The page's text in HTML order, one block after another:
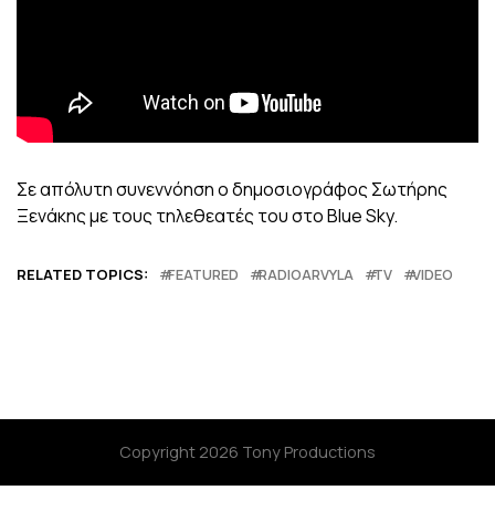
Σε απόλυτη συνεννόηση ο δημοσιογράφος Σωτήρης
Ξενάκης με τους τηλεθεατές του στο Blue Sky.
RELATED TOPICS: FEATURED RADIOARVYLA TV VIDEO
Copyright 2026 Tony Productions